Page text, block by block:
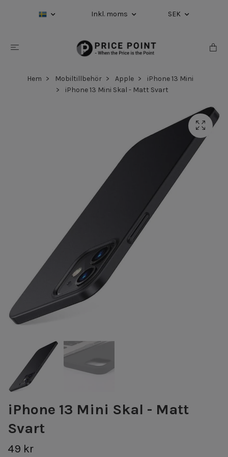
Inkl. moms SEK
Hem Mobiltillbehör Apple
iPhone 13 Mini
iPhone 13 Mini Skal - Matt Svart
iPhone 13 Mini Skal - Matt
Svart
49 kr